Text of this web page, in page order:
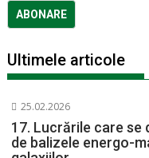
Ultimele articole
25.02.2026
17. Lucrările care se
de balizele energo-